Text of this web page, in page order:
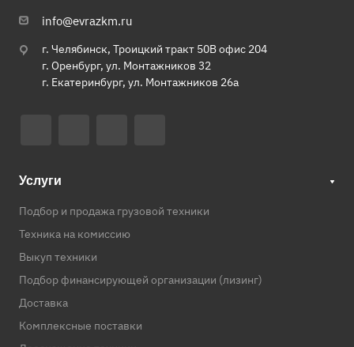
info@evrazkm.ru
г. Челябинск, Троицкий тракт 50В офис 204
г. Оренбург, ул. Монтажников 32
г. Екатеринбург, ул. Монтажников 26а
Услуги
Подбор и продажа грузовой техники
Техника на комиссию
Выкуп техники
Подбор финансирующей организации (лизинг)
Доставка
Комплексные поставки